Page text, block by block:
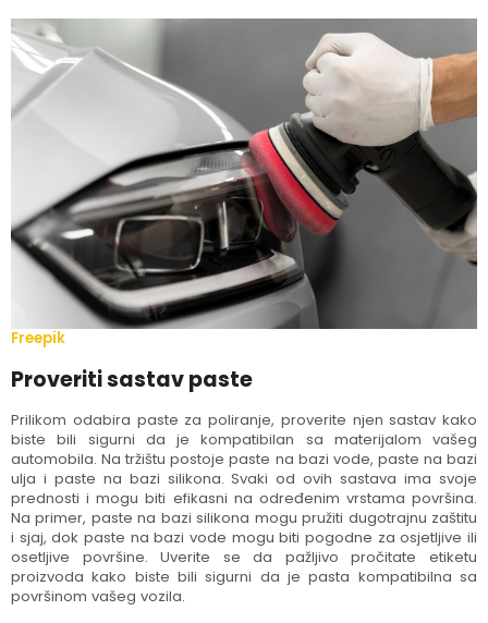
Freepik
Proveriti sastav paste
Prilikom odabira paste za poliranje, proverite njen sastav kako
biste bili sigurni da je kompatibilan sa materijalom vašeg
automobila. Na tržištu postoje paste na bazi vode, paste na bazi
ulja i paste na bazi silikona. Svaki od ovih sastava ima svoje
prednosti i mogu biti efikasni na određenim vrstama površina.
Na primer, paste na bazi silikona mogu pružiti dugotrajnu zaštitu
i sjaj, dok paste na bazi vode mogu biti pogodne za osjetljive ili
osetljive površine. Uverite se da pažljivo pročitate etiketu
proizvoda kako biste bili sigurni da je pasta kompatibilna sa
površinom vašeg vozila.